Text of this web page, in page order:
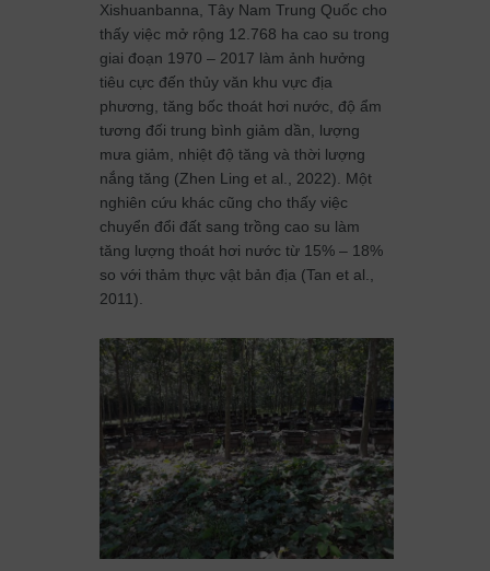
Xishuanbanna, Tây Nam Trung Quốc cho
thấy việc mở rộng 12.768 ha cao su trong
giai đoạn 1970 – 2017 làm ảnh hưởng
tiêu cực đến thủy văn khu vực địa
phương, tăng bốc thoát hơi nước, độ ẩm
tương đối trung bình giảm dần, lượng
mưa giảm, nhiệt độ tăng và thời lượng
nắng tăng (Zhen Ling et al., 2022). Một
nghiên cứu khác cũng cho thấy việc
chuyển đổi đất sang trồng cao su làm
tăng lượng thoát hơi nước từ 15% – 18%
so với thảm thực vật bản địa (Tan et al.,
2011).